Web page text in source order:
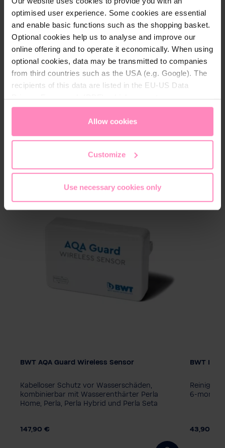
optimised user experience. Some cookies are essential
and enable basic functions such as the shopping basket.
Optional cookies help us to analyse and improve our
online offering and to operate it economically. When using
optional cookies, data may be transmitted to companies
from third countries such as the USA (e.g. Google). The
recipients of this data are listed in the EU-US Data
appropriate level of data protection. You canaccept all
only allow necessary cookies
access and change your chosen setting at any time in
Allow cookies
Customize
Use necessary cookies only
Die BWT Perlwasser-Check Teststreifen dienen zur
einfachen und schnellen Bestimmung der
Gesamthärte von Rohwasser oder enthärtetem
Wasser.
Das könnte Sie ebenfalls interessieren
BWT AQA Guard Wireless Sensor
Kabelloser Schutz vor Wasserschäden,
kombinierbar mit Wasserenthärter Perla
Home, Perla, Perla Hybrid und Perla Seta
147,90 €
BWT
6-
43,90 €